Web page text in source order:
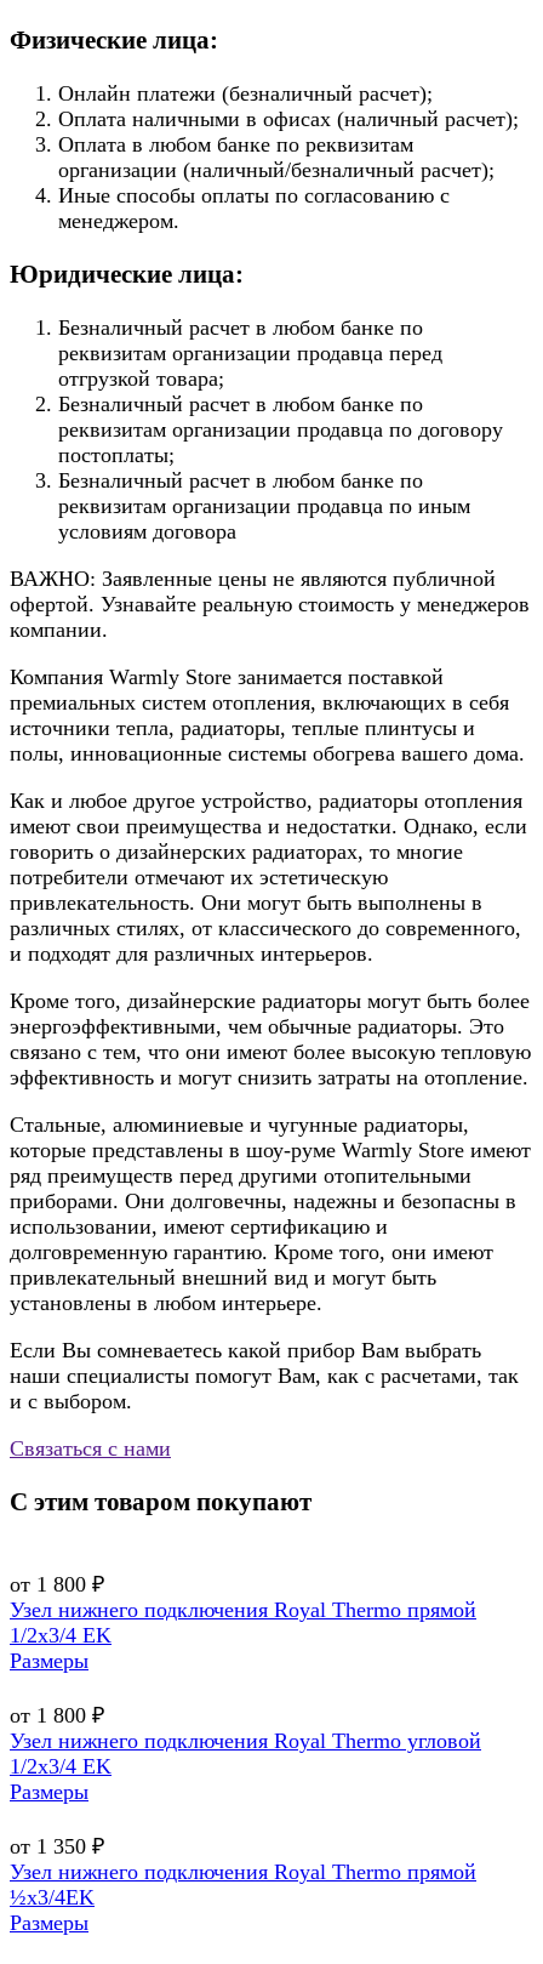
Физические лица:
Онлайн платежи (безналичный расчет);
Оплата наличными в офисах (наличный расчет);
Оплата в любом банке по реквизитам
организации (наличный/безналичный расчет);
Иные способы оплаты по согласованию с
менеджером.
Юридические лица:
Безналичный расчет в любом банке по
реквизитам организации продавца перед
отгрузкой товара;
Безналичный расчет в любом банке по
реквизитам организации продавца по договору
постоплаты;
Безналичный расчет в любом банке по
реквизитам организации продавца по иным
условиям договора
ВАЖНО: Заявленные цены не являются публичной
офертой. Узнавайте реальную стоимость у менеджеров
компании.
Компания Warmly Store занимается поставкой
премиальных систем отопления, включающих в себя
источники тепла, радиаторы, теплые плинтусы и
полы, инновационные системы обогрева вашего дома.
Как и любое другое устройство, радиаторы отопления
имеют свои преимущества и недостатки. Однако, если
говорить о дизайнерских радиаторах, то многие
потребители отмечают их эстетическую
привлекательность. Они могут быть выполнены в
различных стилях, от классического до современного,
и подходят для различных интерьеров.
Кроме того, дизайнерские радиаторы могут быть более
энергоэффективными, чем обычные радиаторы. Это
связано с тем, что они имеют более высокую тепловую
эффективность и могут снизить затраты на отопление.
Стальные, алюминиевые и чугунные радиаторы,
которые представлены в шоу-руме Warmly Store имеют
ряд преимуществ перед другими отопительными
приборами. Они долговечны, надежны и безопасны в
использовании, имеют сертификацию и
долговременную гарантию. Кроме того, они имеют
привлекательный внешний вид и могут быть
установлены в любом интерьере.
Если Вы сомневаетесь какой прибор Вам выбрать
наши специалисты помогут Вам, как с расчетами, так
и с выбором.
Связаться с нами
С этим товаром покупают
от 1 800 ₽
Узел нижнего подключения Royal Thermo прямой
1/2х3/4 EK
Размеры
от 1 800 ₽
Узел нижнего подключения Royal Thermo угловой
1/2х3/4 EK
Размеры
от 1 350 ₽
Узел нижнего подключения Royal Thermo прямой
½х3/4EK
Размеры